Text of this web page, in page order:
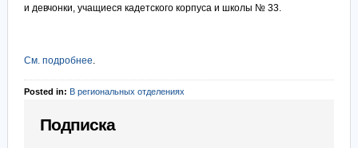
и девчонки, учащиеся кадетского корпуса и школы № 33.
См. подробнее.
Posted in: В региональных отделениях
Подписка